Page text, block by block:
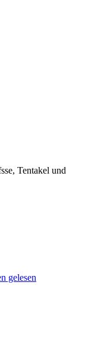
Tentakel und
gelesen